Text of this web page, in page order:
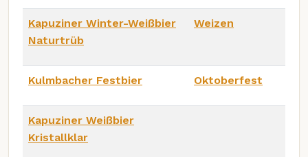
Kapuziner Winter-Weißbier
Naturtrüb
Weizen
Kulmbacher Festbier Oktoberfest
Kapuziner Weißbier
Kristallklar